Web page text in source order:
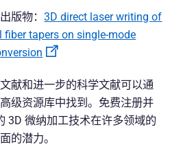
版物：3D direct laser writing of
tapers on single-mode
献和进一步的科学文献可以通
级资源库中找到。免费注册并
3D 微纳加工技术在许多领域的
的潜力。